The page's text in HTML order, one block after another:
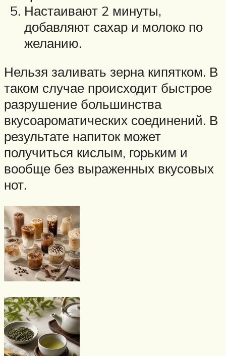
Настаивают 2 минуты,
добавляют сахар и молоко по
желанию.
Нельзя заливать зерна кипятком. В
таком случае происходит быстрое
разрушение большинства
вкусоароматических соединений. В
результате напиток может
получиться кислым, горьким и
вообще без выраженных вкусовых
нот.